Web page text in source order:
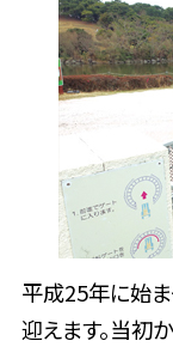
平成25年に始
迎えます。当初